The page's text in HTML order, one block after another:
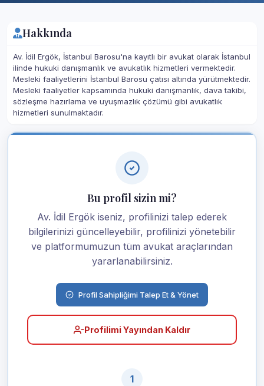
Hakkında
Av. İdil Ergök, İstanbul Barosu'na kayıtlı bir avukat olarak İstanbul
ilinde hukuki danışmanlık ve avukatlık hizmetleri vermektedir.
Mesleki faaliyetlerini İstanbul Barosu çatısı altında yürütmektedir.
Mesleki faaliyetler kapsamında hukuki danışmanlık, dava takibi,
sözleşme hazırlama ve uyuşmazlık çözümü gibi avukatlık
hizmetleri sunulmaktadır.
Bu profil sizin mi?
Av. İdil Ergök iseniz, profilinizi talep ederek
bilgilerinizi güncelleyebilir, profilinizi yönetebilir
ve platformumuzun tüm avukat araçlarından
yararlanabilirsiniz.
Profil Sahipliğimi Talep Et & Yönet
Profilimi Yayından Kaldır
1